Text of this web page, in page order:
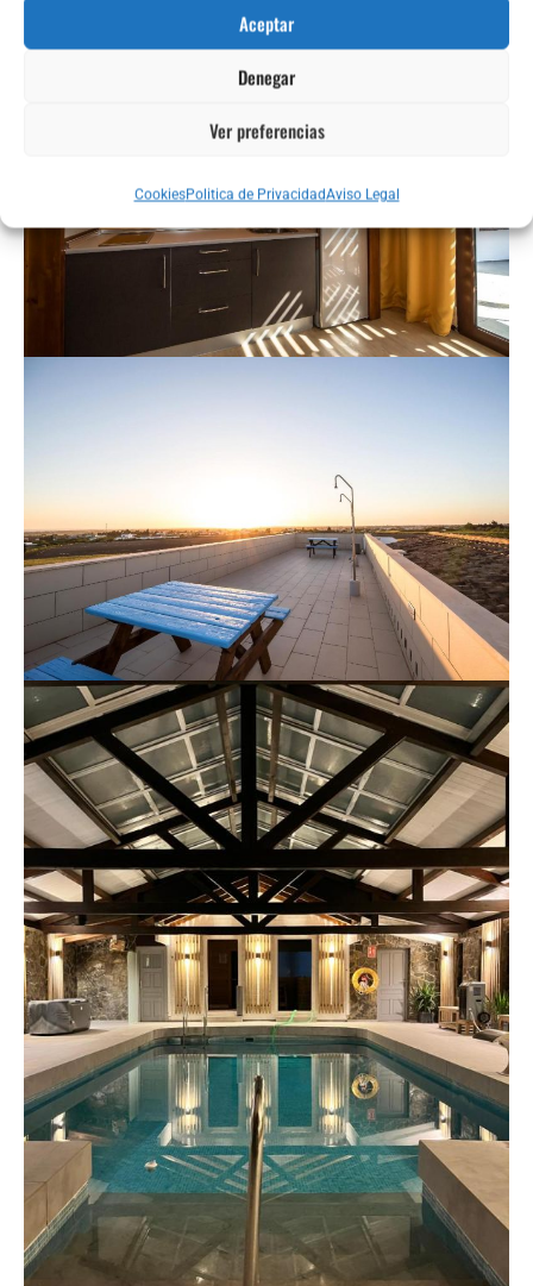
Aceptar
Denegar
Ver preferencias
CookiesPolitica de PrivacidadAviso Legal